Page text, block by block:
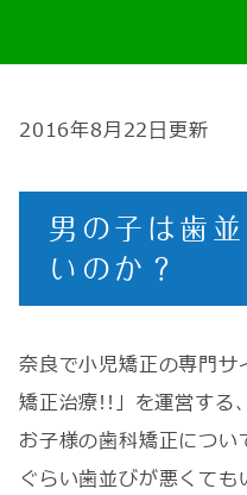
2016年8月22日更新
男の子は歯
いのか？
奈良で小児矯正の専門
矯正治療!!」を運営する
お子様の歯科矯正につ
ぐらい歯並びが悪くて